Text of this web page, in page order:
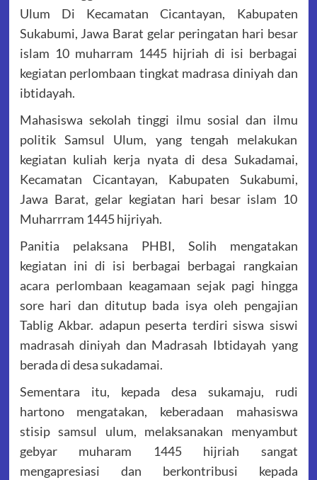
Ulum Di Kecamatan Cicantayan, Kabupaten
Sukabumi, Jawa Barat gelar peringatan hari besar
islam 10 muharram 1445 hijriah di isi berbagai
kegiatan perlombaan tingkat madrasa diniyah dan
ibtidayah.
Mahasiswa sekolah tinggi ilmu sosial dan ilmu
politik Samsul Ulum, yang tengah melakukan
kegiatan kuliah kerja nyata di desa Sukadamai,
Kecamatan Cicantayan, Kabupaten Sukabumi,
Jawa Barat, gelar kegiatan hari besar islam 10
Muharrram 1445 hijriyah.
Panitia pelaksana PHBI, Solih mengatakan
kegiatan ini di isi berbagai berbagai rangkaian
acara perlombaan keagamaan sejak pagi hingga
sore hari dan ditutup bada isya oleh pengajian
Tablig Akbar. adapun peserta terdiri siswa siswi
madrasah diniyah dan Madrasah Ibtidayah yang
berada di desa sukadamai.
Sementara itu, kepada desa sukamaju, rudi
hartono mengatakan, keberadaan mahasiswa
stisip samsul ulum, melaksanakan menyambut
gebyar muharam 1445 hijriah sangat
mengapresiasi dan berkontribusi kepada